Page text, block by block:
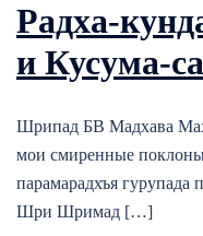
Радха-
и Кусума-
Шрипад БВ Мадхава
мои смиренные
парамарадхъя
Шри Шримад […]